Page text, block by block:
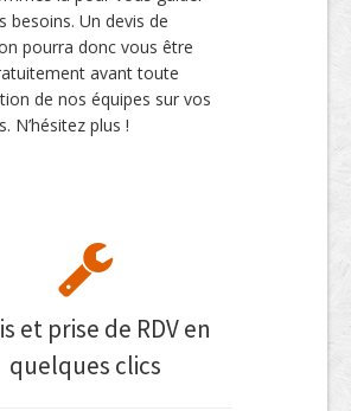
besoins. Un devis de
pourra donc vous être
avant toute
de nos équipes sur vos
N’hésitez plus !
et prise de RDV en
quelques clics